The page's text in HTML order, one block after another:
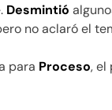
Desmintió
no aclaró el
para Proceso, el